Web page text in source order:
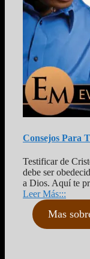
Consejos Para
Testificar de
debe ser
a Dios. Aquí te
Leer Más:::
Mas